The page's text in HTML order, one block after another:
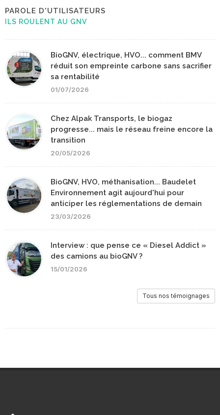
PAROLE D'UTILISATEURS
ILS ROULENT AU GNV
BioGNV, électrique, HVO... comment BMV
réduit son empreinte carbone sans sacrifier
sa rentabilité
01/07/2026
Chez Alpak Transports, le biogaz
progresse... mais le réseau freine encore la
transition
20/05/2026
BioGNV, HVO, méthanisation... Baudelet
Environnement agit aujourd'hui pour
anticiper les réglementations de demain
23/03/2026
Interview : que pense ce « Diesel Addict »
des camions au bioGNV ?
15/01/2026
Tous nos témoignages